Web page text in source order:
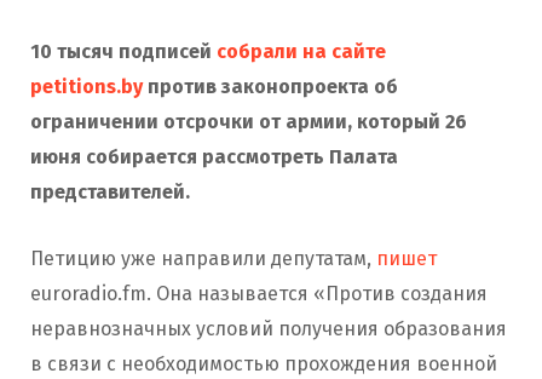
10 тысяч подписей собрали на сайте
petitions.by против законопроекта об
ограничении отсрочки от армии, который 26
июня собирается рассмотреть Палата
представителей.
Петицию уже направили депутатам, пишет
euroradio.fm. Она называется «Против создания
неравнозначных условий получения образования
в связи с необходимостью прохождения военной